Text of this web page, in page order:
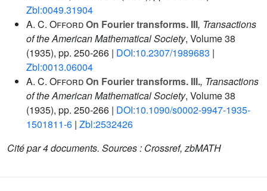
Zbl:0049.31904
A. C. OffordOn Fourier transforms. III, Transactions
of the American Mathematical Society, Volume 38
(1935), pp. 250-266 | DOI:10.2307/1989683 |
Zbl:0013.06004
A. C. OffordOn Fourier transforms. III., Transactions
of the American Mathematical Society, Volume 38
(1935), pp. 250-266 | DOI:10.1090/s0002-9947-1935-
1501811-6 | Zbl:2532426
Cité par4 documents. Sources : Crossref, zbMATH